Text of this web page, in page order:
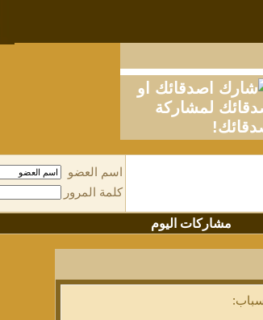
او
لمشاركة
اسم العضو
كلمة المرور
مشاركات اليوم